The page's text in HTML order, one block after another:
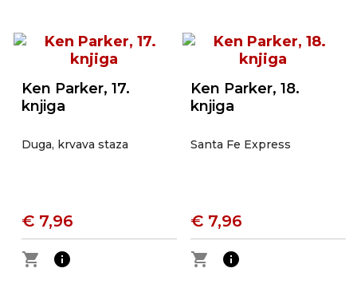
Ken Parker, 17.
knjiga
Duga, krvava staza
€ 7,96
shopping_cart
info
Ken Parker, 18.
knjiga
Santa Fe Express
€ 7,96
shopping_cart
info